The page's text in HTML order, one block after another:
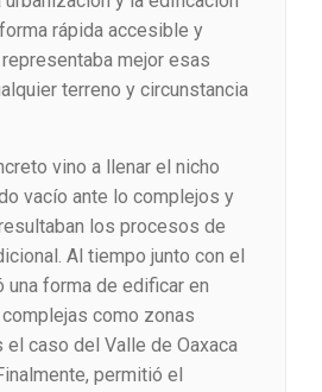
rápida accesible y
representaba mejor esas
terreno y circunstancia
vino a llenar el nicho
vacío ante lo complejos y
los procesos de
Al tiempo junto con el
una forma de edificar en
como zonas
caso del Valle de Oaxaca
permitió el